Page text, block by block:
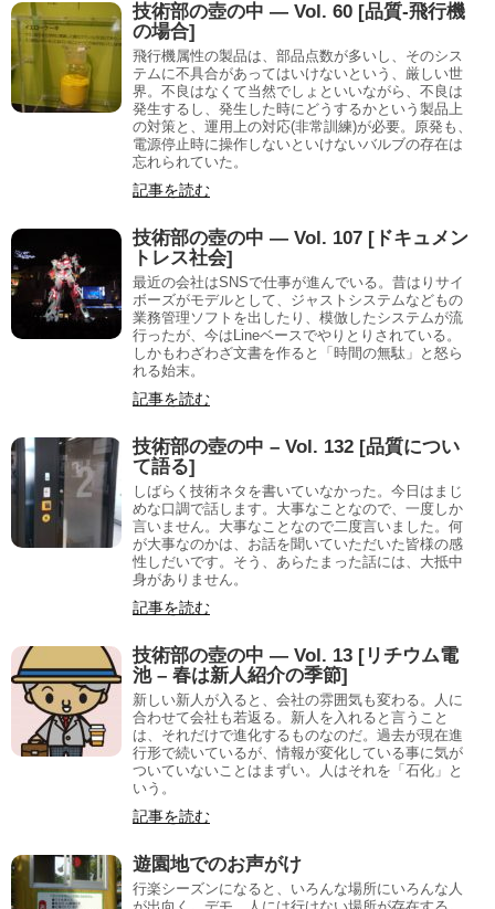
技術部の壺の中 — Vol. 60 [品質-飛行機
の場合]
飛行機属性の製品は、部品点数が多いし、そのシス
テムに不具合があってはいけないという、厳しい世
界。不良はなくて当然でしょといいながら、不良は
発生するし、発生した時にどうするかという製品上
の対策と、運用上の対応(非常訓練)が必要。原発も、
電源停止時に操作しないといけないバルブの存在は
忘れられていた。
記事を読む
技術部の壺の中 — Vol. 107 [ドキュメン
トレス社会]
最近の会社はSNSで仕事が進んでいる。昔はりサイ
ボーズがモデルとして、ジャストシステムなどもの
業務管理ソフトを出したり、模倣したシステムが流
行ったが、今はLineベースでやりとりされている。
しかもわざわざ文書を作ると「時間の無駄」と怒ら
れる始末。
記事を読む
技術部の壺の中 – Vol. 132 [品質につい
て語る]
しばらく技術ネタを書いていなかった。今日はまじ
めな口調で話します。大事なことなので、一度しか
言いません。大事なことなので二度言いました。何
が大事なのかは、お話を聞いていただいた皆様の感
性しだいです。そう、あらたまった話には、大抵中
身がありません。
記事を読む
技術部の壺の中 — Vol. 13 [リチウム電
池 – 春は新人紹介の季節]
新しい新人が入ると、会社の雰囲気も変わる。人に
合わせて会社も若返る。新人を入れると言うこと
は、それだけで進化するものなのだ。過去が現在進
行形で続いているが、情報が変化している事に気が
ついていないことはまずい。人はそれを「石化」と
いう。
記事を読む
遊園地でのお声がけ
行楽シーズンになると、いろんな場所にいろんな人